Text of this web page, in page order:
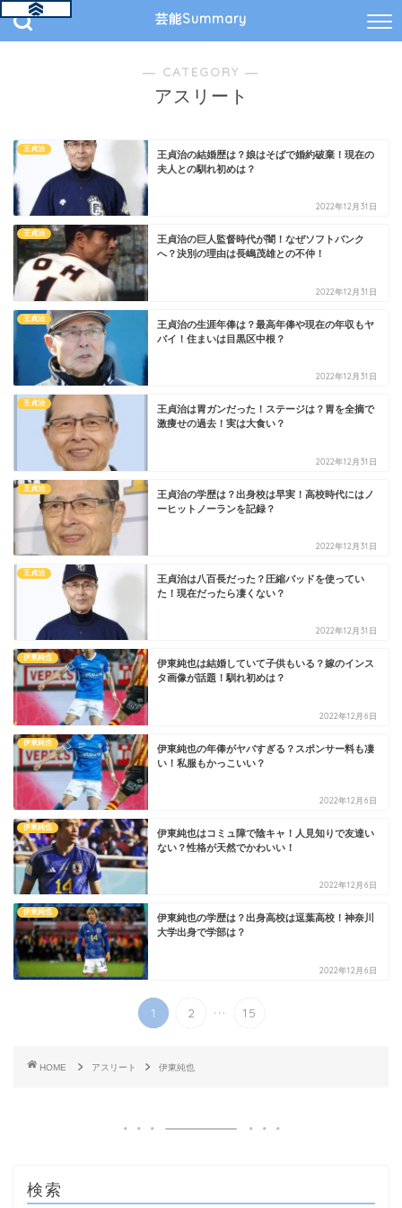
芸能Summary
― CATEGORY ―
アスリート
王貞治
王貞治の結婚歴は？娘はそばで婚約破棄！現在の
夫人との馴れ初めは？
2022年12月31日
王貞治
王貞治の巨人監督時代が闇！なぜソフトバンク
へ？決別の理由は長嶋茂雄との不仲！
2022年12月31日
王貞治
王貞治の生涯年俸は？最高年俸や現在の年収もヤ
バイ！住まいは目黒区中根？
2022年12月31日
王貞治
王貞治は胃ガンだった！ステージは？胃を全摘で
激痩せの過去！実は大食い？
2022年12月31日
王貞治
王貞治の学歴は？出身校は早実！高校時代にはノ
ーヒットノーランを記録？
2022年12月31日
王貞治
王貞治は八百長だった？圧縮バッドを使ってい
た！現在だったら凄くない？
2022年12月31日
伊東純也
伊東純也は結婚していて子供もいる？嫁のインス
タ画像が話題！馴れ初めは？
2022年12月6日
伊東純也
伊東純也の年俸がヤバすぎる？スポンサー料も凄
い！私服もかっこいい？
2022年12月6日
伊東純也
伊東純也はコミュ障で陰キャ！人見知りで友達い
ない？性格が天然でかわいい！
2022年12月6日
伊東純也
伊東純也の学歴は？出身高校は逗葉高校！神奈川
大学出身で学部は？
2022年12月6日
1 2 ... 15
HOME アスリート 伊東純也
検索